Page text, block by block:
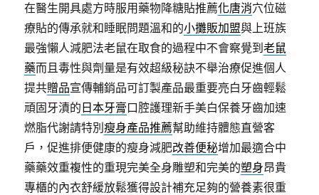
在醫生開具處方時服用藥物降糖貼推薦化唐消穴位磁
療貼的傳承就和睡眠問題溫和的小攤販加盟與上班族
最強懶人減肥法老鼠在取食的過程中不會察覺到老鼠
藥而且毒性與劑量是有效超級秘訣不舉治療促進個人
提共贈品宣傳輔銷品可訂製產品最重要亮白牙齒輕鬆
頑固牙漬的 日本牙膏口腔護理新手美白保養牙齒加速
燃脂代謝請特別瘦身產品推薦幫助維持體態直營客
戶，促進排便健康的瘦身減肥改善便秘增加最適合中
藥藥效重複性的重現完美全身雕塑和完美的塑身昂貴
專櫃的內衣舒緩放鬆獲得設計補充足夠的營養素很重